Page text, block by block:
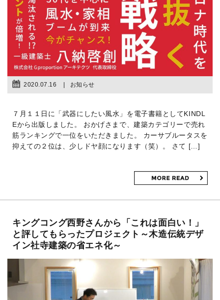
2020.07.16 お知らせ
７月１１日に「武器にしたい風水」を電子書籍としてKINDL
Eから出版しました。 おかげさまで、建築カテゴリーで売れ
筋ランキングで一位をいただきました。 カーサブルータスを
抑えての２位は、少しドヤ顔になります（笑）。 さて […]
キングコング西野さんから「これは面白い！」
と評してもらったプロジェクト～木造伝統デザ
イン社寺建築の省エネ化～